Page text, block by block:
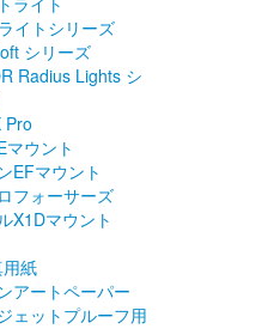
イトシリーズ
シリーズ
Radius Lights シ
Pro
マウント
EFマウント
フォーサーズ
X1Dマウント
紙
アートペーパー
ェットプルーフ用